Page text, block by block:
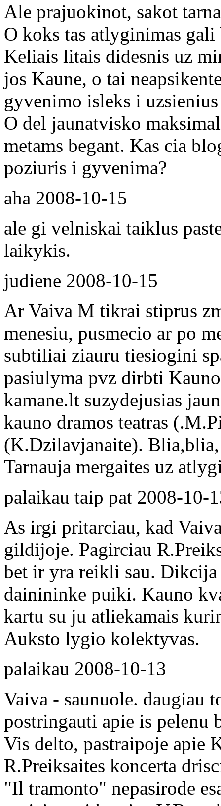
Ale prajuokinot, sakot
O koks tas atlyginimas
Keliais litais didesnis uz
jos Kaune, o tai
gyvenimo isleks i
O del jaunatvisko
metams begant. Kas cia
poziuris i gyvenima?
aha 2008-10-15
ale gi velniskai taiklus
laikykis.
judiene 2008-10-15
Ar Vaiva M tikrai stiprus
menesiu, pusmecio ar po
subtiliai ziauru tiesiogini
pasiulyma pvz dirbti
kamane.lt suzydejusias
kauno dramos teatras
(K.Dzilavjanaite).
Tarnauja mergaites uz
palaikau taip pat 2008-10-
As irgi pritarciau, kad
gildijoje. Pagirciau
bet ir yra reikli sau. Dikcija
dainininke puiki. Kauno
kartu su ju atliekamais
Auksto lygio kolektyvas.
palaikau 2008-10-13
Vaiva - saunuole. daugiau
postringauti apie is
Vis delto, pastraipoje apie
R.Preiksaites koncerta
"Il tramonto" nepasirode